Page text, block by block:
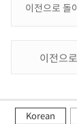
이전으로 돌
이전으
Korean